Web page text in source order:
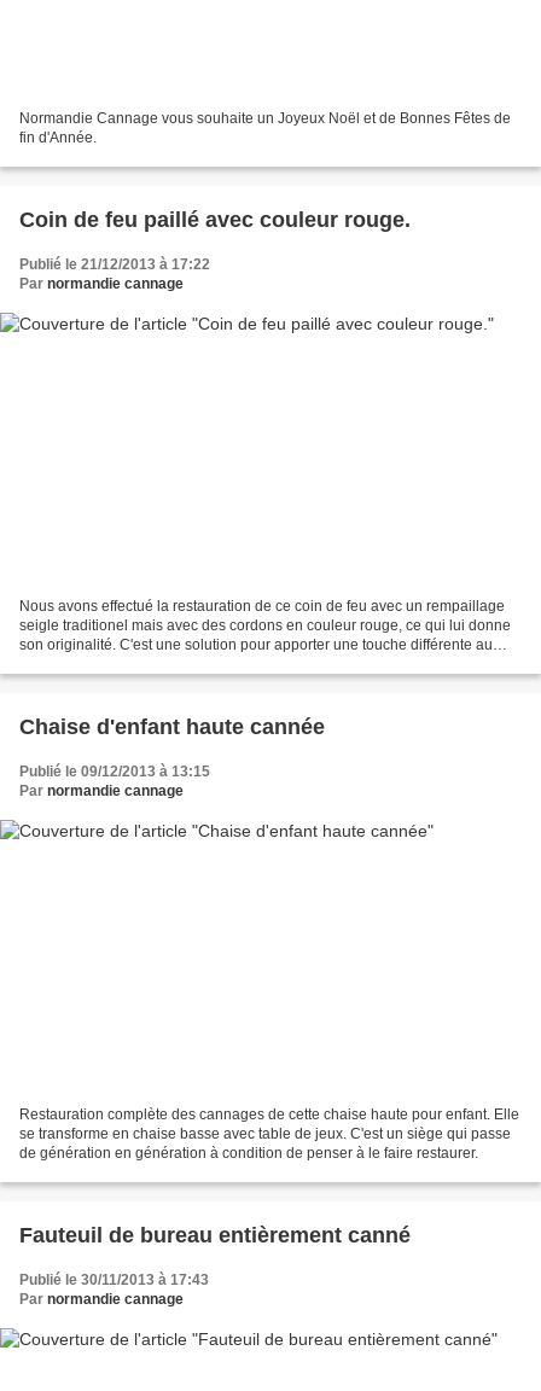
Normandie Cannage vous souhaite un Joyeux Noël et de Bonnes Fêtes de
fin d'Année.
Coin de feu paillé avec couleur rouge.
Publié le 21/12/2013 à 17:22
Par normandie cannage
Nous avons effectué la restauration de ce coin de feu avec un rempaillage
seigle traditionel mais avec des cordons en couleur rouge, ce qui lui donne
son originalité. C'est une solution pour apporter une touche différente au
Chaise d'enfant haute cannée
Publié le 09/12/2013 à 13:15
Par normandie cannage
Restauration complète des cannages de cette chaise haute pour enfant. Elle
se transforme en chaise basse avec table de jeux. C'est un siège qui passe
de génération en génération à condition de penser à le faire restaurer.
Fauteuil de bureau entièrement canné
Publié le 30/11/2013 à 17:43
Par normandie cannage